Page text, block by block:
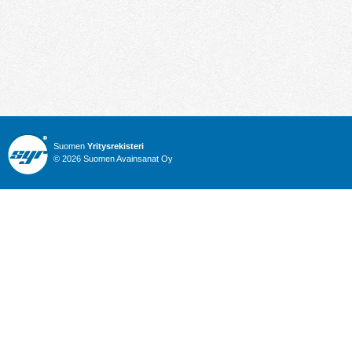
Suomen Yritysrekisteri
© 2026 Suomen Avainsanat Oy